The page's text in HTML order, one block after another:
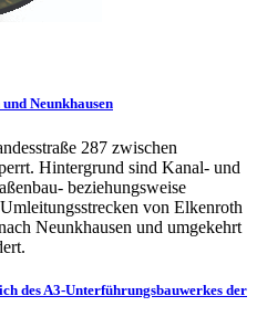
Neunkhausen
287 zwischen
Hintergrund sind Kanal- und
beziehungsweise
von Elkenroth
Neunkhausen und umgekehrt
des A3-Unterführungsbauwerkes der